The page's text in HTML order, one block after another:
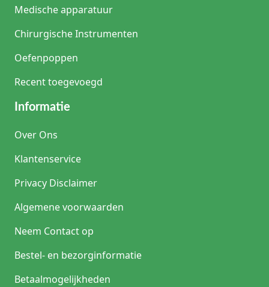
Medische apparatuur
Chirurgische Instrumenten
Oefenpoppen
Recent toegevoegd
Informatie
Over Ons
Klantenservice
Privacy Disclaimer
Algemene voorwaarden
Neem Contact op
Bestel- en bezorginformatie
Betaalmogelijkheden